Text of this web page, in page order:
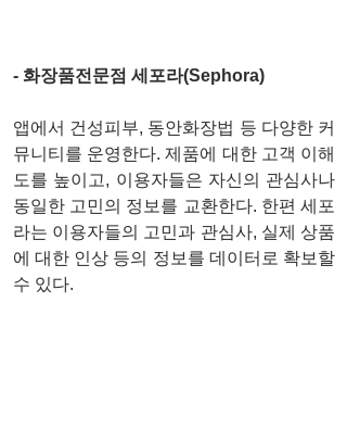
- 화장품전문점 세포라(Sephora)
앱에서 건성피부, 동안화장법 등 다양한 커
뮤니티를 운영한다. 제품에 대한 고객 이해
도를 높이고, 이용자들은 자신의 관심사나
동일한 고민의 정보를 교환한다. 한편 세포
라는 이용자들의 고민과 관심사, 실제 상품
에 대한 인상 등의 정보를 데이터로 확보할
수 있다.